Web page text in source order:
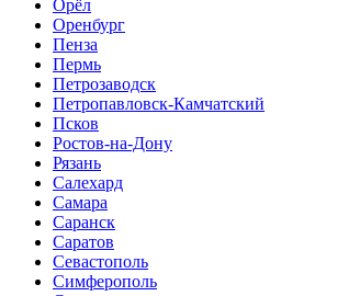
Орёл
Оренбург
Пенза
Пермь
Петрозаводск
Петропавловск-Камчатский
Псков
Ростов-на-Дону
Рязань
Салехард
Самара
Саранск
Саратов
Севастополь
Симферополь